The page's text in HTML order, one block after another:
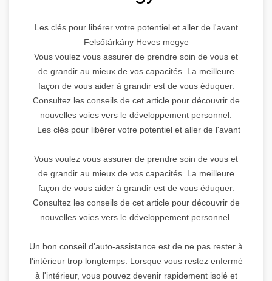
Les clés pour libérer votre potentiel et aller de l'avant
Felsőtárkány Heves megye
Vous voulez vous assurer de prendre soin de vous et
de grandir au mieux de vos capacités. La meilleure
façon de vous aider à grandir est de vous éduquer.
Consultez les conseils de cet article pour découvrir de
nouvelles voies vers le développement personnel.
Les clés pour libérer votre potentiel et aller de l'avant
Vous voulez vous assurer de prendre soin de vous et
de grandir au mieux de vos capacités. La meilleure
façon de vous aider à grandir est de vous éduquer.
Consultez les conseils de cet article pour découvrir de
nouvelles voies vers le développement personnel.
Un bon conseil d'auto-assistance est de ne pas rester à
l'intérieur trop longtemps. Lorsque vous restez enfermé
à l'intérieur, vous pouvez devenir rapidement isolé et